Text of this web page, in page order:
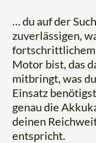
… du auf der
zuverlässigen,
fortschrittlichem
Motor bist, das
mitbringt, was
Einsatz
genau die
deinen
entspricht.